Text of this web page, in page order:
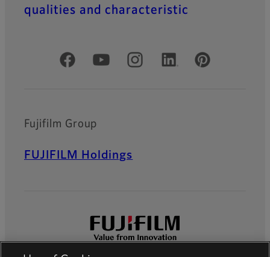
qualities and characteristic
Official Social Media Accounts
Fujifilm Group
FUJIFILM Holdings